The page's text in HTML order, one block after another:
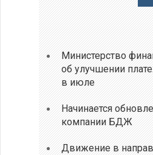
Министерство
об улучшении
в июле
Начинается
компании БДЖ
Движение в